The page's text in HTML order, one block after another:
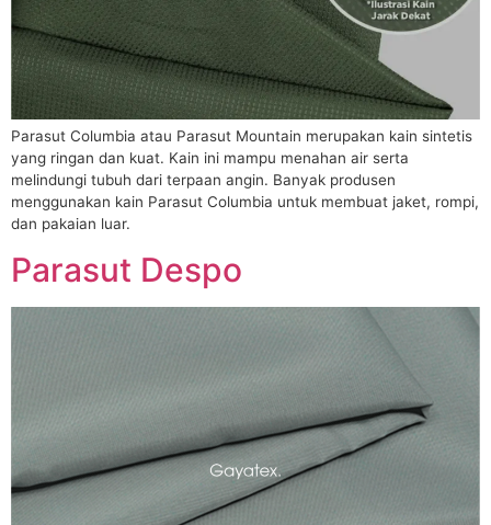
Parasut Columbia atau Parasut Mountain merupakan kain sintetis
yang ringan dan kuat. Kain ini mampu menahan air serta
melindungi tubuh dari terpaan angin. Banyak produsen
menggunakan kain Parasut Columbia untuk membuat jaket, rompi,
dan pakaian luar.
Parasut Despo